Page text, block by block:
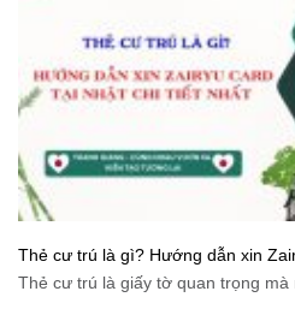
Thẻ cư trú là gì? Hướng dẫn xin
Thẻ cư trú là giấy tờ quan trọng